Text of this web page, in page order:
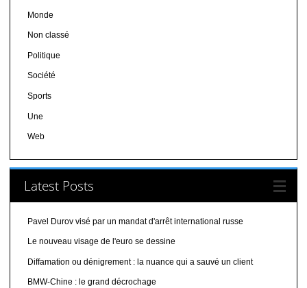
Monde
Non classé
Politique
Société
Sports
Une
Web
Latest Posts
Pavel Durov visé par un mandat d'arrêt international russe
Le nouveau visage de l'euro se dessine
Diffamation ou dénigrement : la nuance qui a sauvé un client
BMW-Chine : le grand décrochage